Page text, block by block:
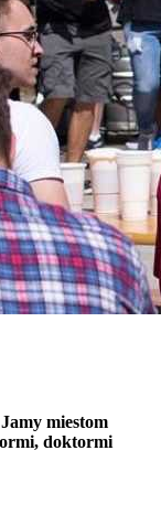
miestom
doktormi